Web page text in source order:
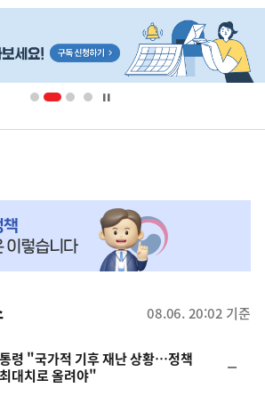
08.06. 20:02 기준
령 "국가적 기후 재난 상황…정책
대치로 올려야"